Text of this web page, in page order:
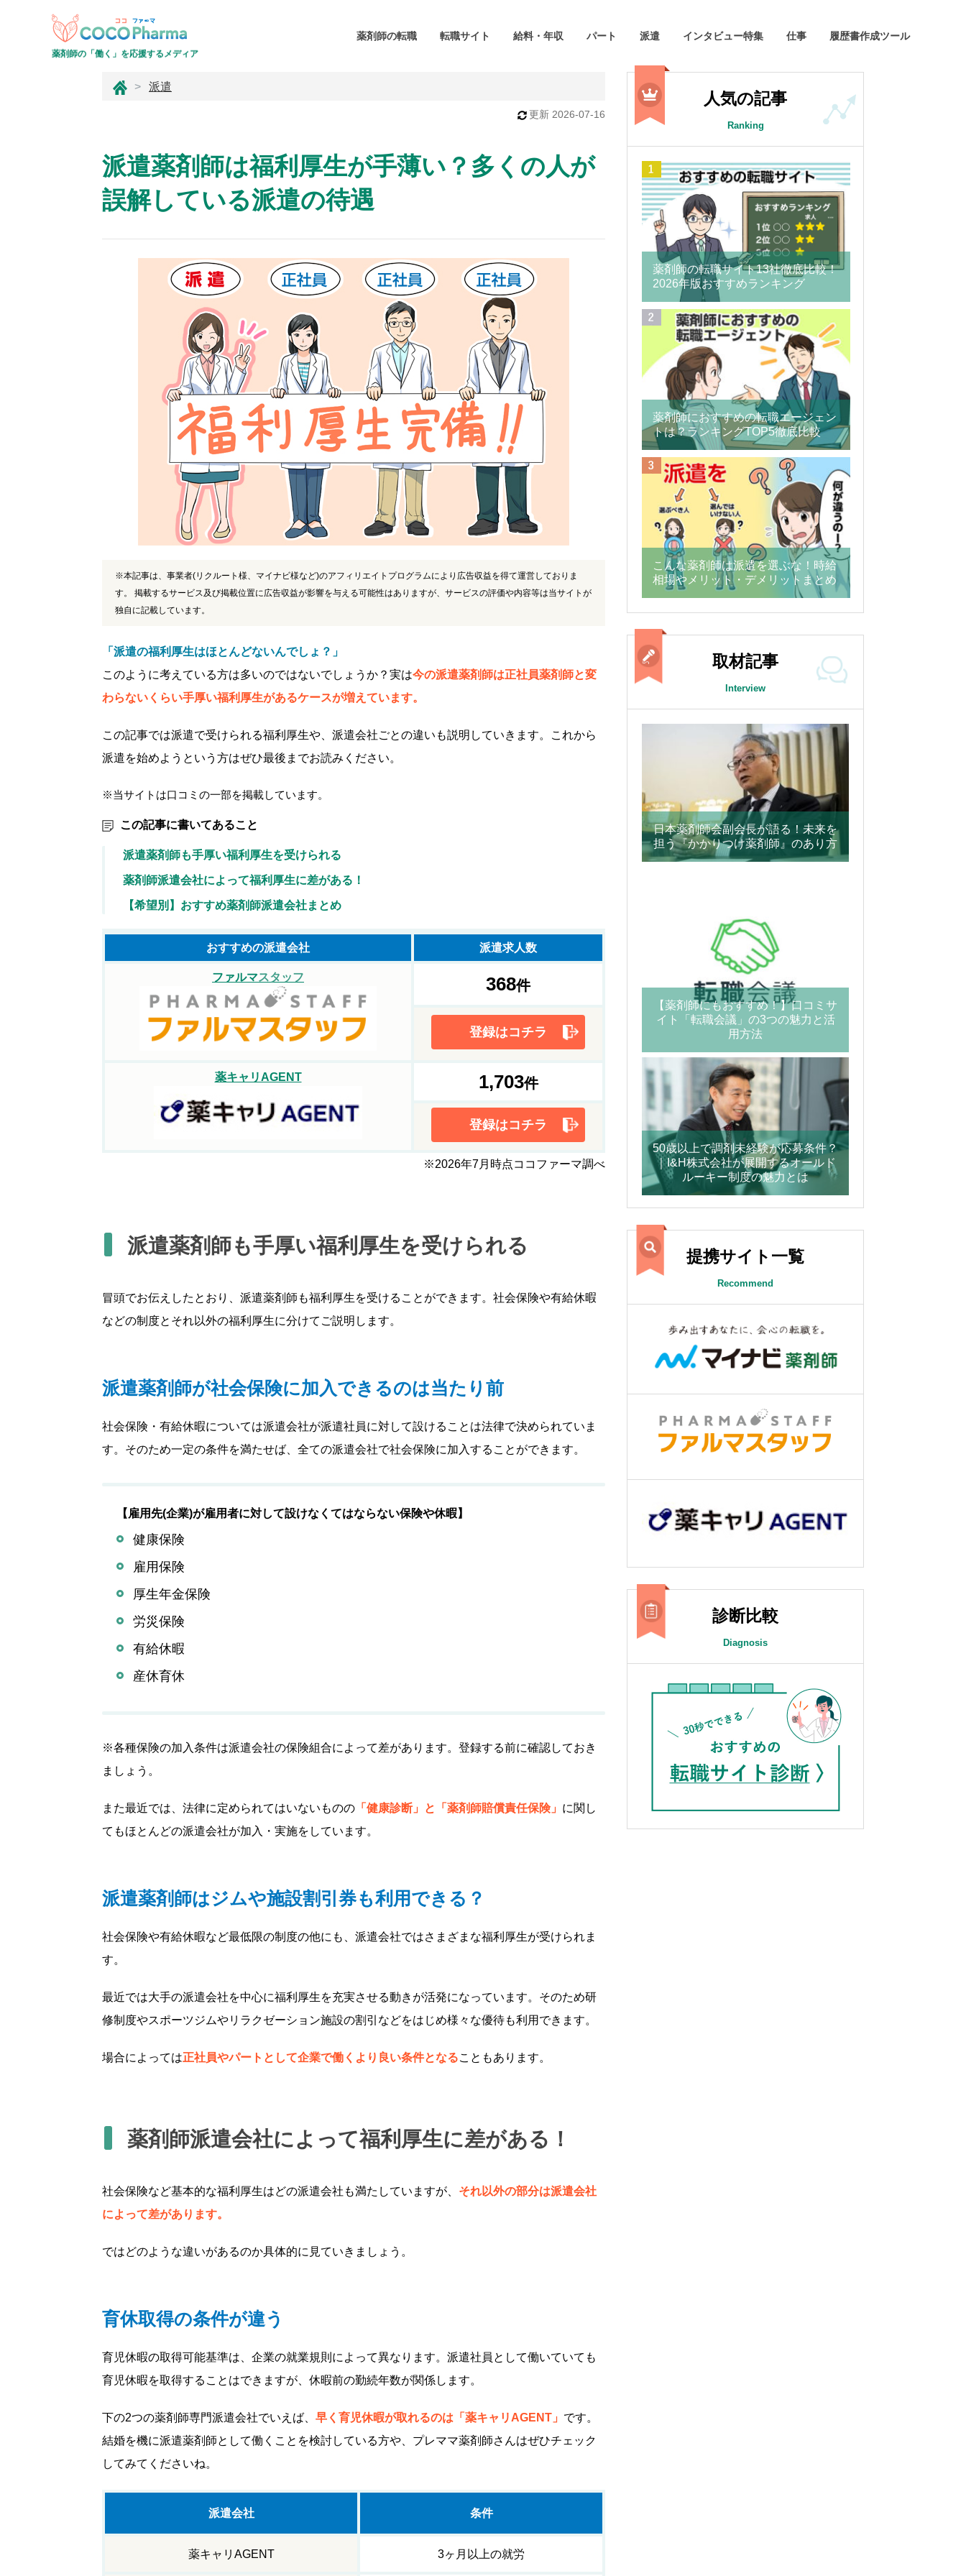
薬剤師の「働く」を応援するメディア
薬剤師の転職 転職サイト 給料・年収 パート 派遣 インタビュー特集 仕事 履歴書作成ツール
コ
ー
マ
派遣
更新 2026-07-16
派遣薬剤師は福利厚生が手薄い？多くの人が
誤解している派遣の待遇
※本記事は、事業者(リクルート様、マイナビ様など)のアフィリエイトプログラムにより広告収益を得て運営しておりま
す。 掲載するサービス及び掲載位置に広告収益が影響を与える可能性はありますが、サービスの評価や内容等は当サイトが
独自に記載しています。
「派遣の福利厚生はほとんどないんでしょ？」
このように考えている方は多いのではないでしょうか？実は今の派遣薬剤師は正社員薬剤師と変
わらないくらい手厚い福利厚生があるケースが増えています。
この記事では派遣で受けられる福利厚生や、派遣会社ごとの違いも説明していきます。これから
派遣を始めようという方はぜひ最後までお読みください。
※当サイトは口コミの一部を掲載しています。
この記事に書いてあること
派遣薬剤師も手厚い福利厚生を受けられる
薬剤師派遣会社によって福利厚生に差がある！
【希望別】おすすめ薬剤師派遣会社まとめ
おすすめの派遣会社 派遣求人数
ファルマスタッフ 368件
登録はコチラ
薬キャリAGENT 1,703件
登録はコチラ
※2026年7月時点ココファーマ調べ
派遣薬剤師も手厚い福利厚生を受けられる
冒頭でお伝えしたとおり、派遣薬剤師も福利厚生を受けることができます。社会保険や有給休暇
などの制度とそれ以外の福利厚生に分けてご説明します。
派遣薬剤師が社会保険に加入できるのは当たり前
社会保険・有給休暇については派遣会社が派遣社員に対して設けることは法律で決められていま
す。そのため一定の条件を満たせば、全ての派遣会社で社会保険に加入することができます。
【雇用先(企業)が雇用者に対して設けなくてはならない保険や休暇】
健康保険
雇用保険
厚生年金保険
労災保険
有給休暇
産休育休
※各種保険の加入条件は派遣会社の保険組合によって差があります。登録する前に確認しておき
ましょう。
また最近では、法律に定められてはいないものの 「健康診断」と「薬剤師賠償責任保険」 に関し
てもほとんどの派遣会社が加入・実施をしています。
派遣薬剤師はジムや施設割引券も利用できる？
社会保険や有給休暇など最低限の制度の他にも、派遣会社ではさまざまな福利厚生が受けられま
す。
最近では大手の派遣会社を中心に福利厚生を充実させる動きが活発になっています。そのため研
修制度やスポーツジムやリラクゼーション施設の割引などをはじめ様々な優待も利用できます。
場合によっては正社員やパートとして企業で働くより良い条件となることもあります。
薬剤師派遣会社によって福利厚生に差がある！
社会保険など基本的な福利厚生はどの派遣会社も満たしていますが、 それ以外の部分は派遣会社
によって差があります。
ではどのような違いがあるのか具体的に見ていきましょう。
育休取得の条件が違う
育児休暇の取得可能基準は、企業の就業規則によって異なります。派遣社員として働いていても
育児休暇を取得することはできますが、休暇前の勤続年数が関係します。
下の2つの薬剤師専門派遣会社でいえば、 早く育児休暇が取れるのは「薬キャリAGENT」 です。
結婚を機に派遣薬剤師として働くことを検討している方や、プレママ薬剤師さんはぜひチェック
してみてくださいね。
派遣会社 条件
薬キャリAGENT 3ヶ月以上の就労
人気の記事
Ranking
薬剤師の転職サイト13社徹底比較！
2026年版おすすめランキング
薬剤師におすすめの転職エージェン
トは？ランキングTOP5徹底比較
こんな薬剤師は派遣を選ぶな！時給
相場やメリット・デメリットまとめ
取材記事
Interview
日本薬剤師会副会長が語る！未来を
担う『かかりつけ薬剤師』のあり方
【薬剤師にもおすすめ！】口コミサ
イト「転職会議」の3つの魅力と活
用方法
50歳以上で調剤未経験が応募条件？
｜I&H株式会社が展開するオールド
ルーキー制度の魅力とは
提携サイト一覧
Recommend
診断比較
Diagnosis